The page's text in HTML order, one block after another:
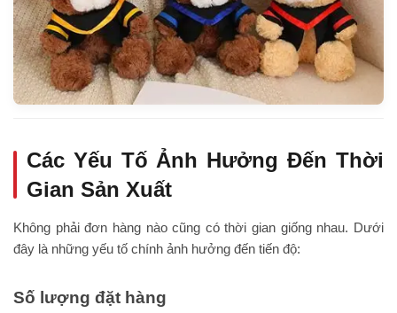
Các Yếu Tố Ảnh Hưởng Đến Thời
Gian Sản Xuất
Không phải đơn hàng nào cũng có thời gian giống nhau. Dưới
đây là những yếu tố chính ảnh hưởng đến tiến độ:
Số lượng đặt hàng